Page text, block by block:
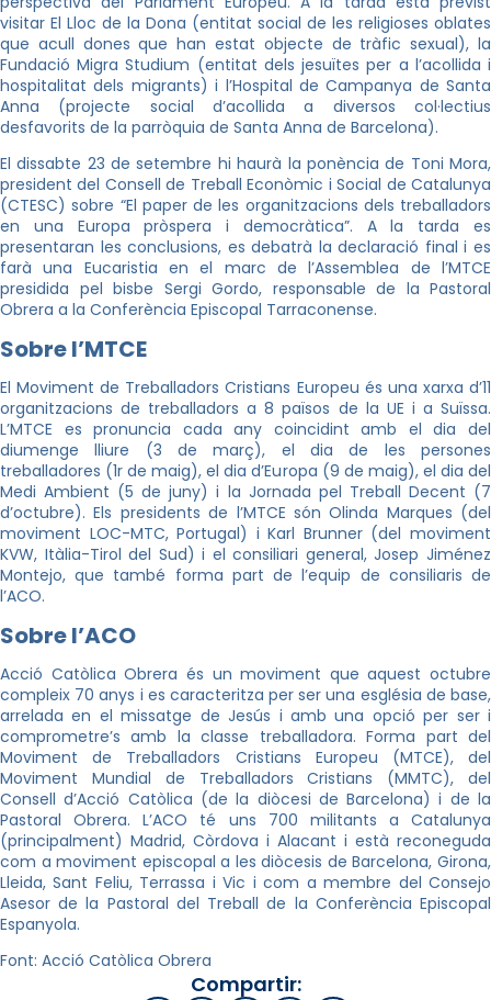
visitar El Lloc de la Dona (entitat social de les religioses oblates
que acull dones que han estat objecte de tràfic sexual), la
Fundació Migra Studium (entitat dels jesuïtes per a l’acollida i
hospitalitat dels migrants) i l’Hospital de Campanya de Santa
Anna (projecte social d’acollida a diversos col·lectius
desfavorits de la parròquia de Santa Anna de Barcelona).
El dissabte 23 de setembre hi haurà la ponència de Toni Mora,
president del Consell de Treball Econòmic i Social de Catalunya
(CTESC) sobre “El paper de les organitzacions dels treballadors
en una Europa pròspera i democràtica”. A la tarda es
presentaran les conclusions, es debatrà la declaració final i es
farà una Eucaristia en el marc de l’Assemblea de l’MTCE
presidida pel bisbe Sergi Gordo, responsable de la Pastoral
Obrera a la Conferència Episcopal Tarraconense.
Sobre l’MTCE
El Moviment de Treballadors Cristians Europeu és una xarxa d’11
organitzacions de treballadors a 8 països de la UE i a Suïssa.
L’MTCE es pronuncia cada any coincidint amb el dia del
diumenge lliure (3 de març), el dia de les persones
treballadores (1r de maig), el dia d’Europa (9 de maig), el dia del
Medi Ambient (5 de juny) i la Jornada pel Treball Decent (7
d’octubre). Els presidents de l’MTCE són Olinda Marques (del
moviment LOC-MTC, Portugal) i Karl Brunner (del moviment
KVW, Itàlia-Tirol del Sud) i el consiliari general, Josep Jiménez
Montejo, que també forma part de l’equip de consiliaris de
l’ACO.
Sobre l’ACO
Acció Catòlica Obrera és un moviment que aquest octubre
compleix 70 anys i es caracteritza per ser una església de base,
arrelada en el missatge de Jesús i amb una opció per ser i
comprometre’s amb la classe treballadora. Forma part del
Moviment de Treballadors Cristians Europeu (MTCE), del
Moviment Mundial de Treballadors Cristians (MMTC), del
Consell d’Acció Catòlica (de la diòcesi de Barcelona) i de la
Pastoral Obrera. L’ACO té uns 700 militants a Catalunya
(principalment) Madrid, Còrdova i Alacant i està reconeguda
com a moviment episcopal a les diòcesis de Barcelona, Girona,
Lleida, Sant Feliu, Terrassa i Vic i com a membre del Consejo
Asesor de la Pastoral del Treball de la Conferència Episcopal
Espanyola.
Font: Acció Catòlica Obrera
Compartir: